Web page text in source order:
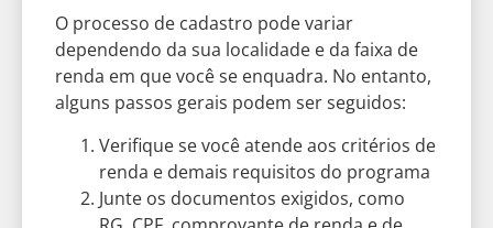
O processo de cadastro pode variar
dependendo da sua localidade e da faixa de
renda em que você se enquadra. No entanto,
alguns passos gerais podem ser seguidos:
Verifique se você atende aos critérios de
renda e demais requisitos do programa
Junte os documentos exigidos, como